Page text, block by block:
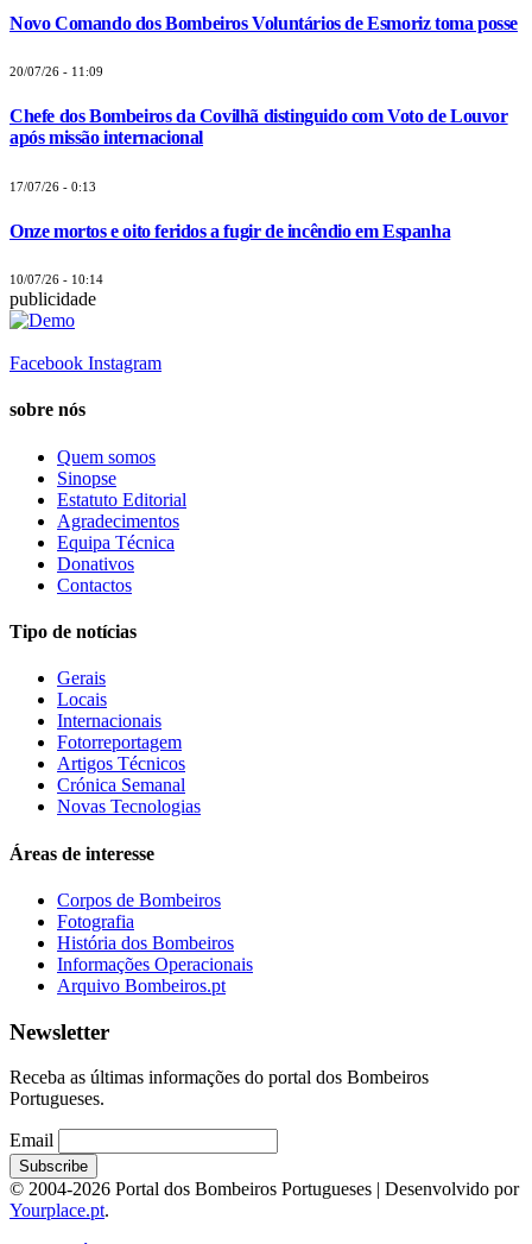
Novo Comando dos Bombeiros Voluntários de Esmoriz toma posse
20/07/26 - 11:09
Chefe dos Bombeiros da Covilhã distinguido com Voto de Louvor
após missão internacional
17/07/26 - 0:13
Onze mortos e oito feridos a fugir de incêndio em Espanha
10/07/26 - 10:14
publicidade
Facebook Instagram
sobre nós
Quem somos
Sinopse
Estatuto Editorial
Agradecimentos
Equipa Técnica
Donativos
Contactos
Tipo de notícias
Gerais
Locais
Internacionais
Fotorreportagem
Artigos Técnicos
Crónica Semanal
Novas Tecnologias
Áreas de interesse
Corpos de Bombeiros
Fotografia
História dos Bombeiros
Informações Operacionais
Arquivo Bombeiros.pt
Newsletter
Receba as últimas informações do portal dos Bombeiros
Portugueses.
Email
© 2004-2026 Portal dos Bombeiros Portugueses | Desenvolvido por
Yourplace.pt.